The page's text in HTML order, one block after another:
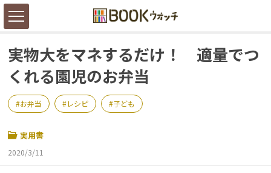
実物大をマネするだけ！ 適量でつ
くれる園児のお弁当
お弁当 レシピ 子ども
実用書
2020/3/11